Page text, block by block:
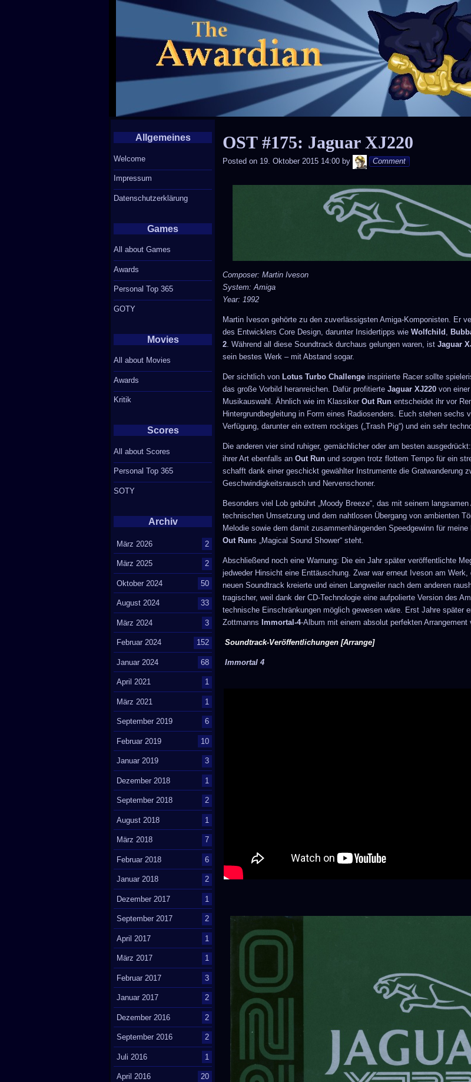
Skip
to
content
OST #175: Jaguar XJ220
Posted on 19. Oktober 2015 14:00 by Andy
Comment
Composer: Martin Iveson
System: Amiga
Year: 1992
Martin Iveson gehörte zu den zuverlässigsten Amiga-Komponisten. Er
des Entwicklers Core Design, darunter Insidertipps wieWolfchild ,
2 . Während all diese Soundtrack durchaus gelungen waren, istJaguar
sein bestes Werk – mit Abstand sogar.
Der sichtlich vonLotus Turbo Challenge inspirierte Racer sollte
das große Vorbild heranreichen. Dafür profitierteJaguar XJ220 von
Musikauswahl. Ähnlich wie im KlassikerOut Run entscheidet ihr vor
Hintergrundbegleitung in Form eines Radiosenders. Euch stehen sechs
Verfügung, darunter ein extrem rockiges („Trash Pig“) und ein sehr
Die anderen vier sind ruhiger, gemächlicher oder am besten
ihrer Art ebenfalls anOut Run und sorgen trotz flottem Tempo für ein
schafft dank einer geschickt gewählter Instrumente die Gratwanderung
Geschwindigkeitsrausch und Nervenschoner.
Besonders viel Lob gebührt „Moody Breeze“, das mit seinem
technischen Umsetzung und dem nahtlosen Übergang von ambienten
Melodie sowie dem damit zusammenhängenden Speedgewinn für
Out Runs „Magical Sound Shower“ steht.
Abschließend noch eine Warnung: Die ein Jahr später veröffentlichte
jedweder Hinsicht eine Enttäuschung. Zwar war erneut Iveson am
neuen Soundtrack kreierte und einen Langweiler nach dem anderen
tragischer, weil dank der CD-Technologie eine aufpolierte Version des
technische Einschränkungen möglich gewesen wäre. Erst Jahre später
ZottmannsImmortal-4-Album mit einem absolut perfekten Arrangement
Soundtrack-Veröffentlichungen [Arrange]
Immortal 4
Allgemeines
Welcome
Impressum
Datenschutzerklärung
Games
All about Games
Awards
Personal Top 365
GOTY
Movies
All about Movies
Awards
Kritik
Scores
All about Scores
Personal Top 365
SOTY
Archiv
März 2026 2
März 2025 2
Oktober 2024 50
August 2024 33
März 2024 3
Februar 2024 152
Januar 2024 68
April 2021 1
März 2021 1
September 2019 6
Februar 2019 10
Januar 2019 3
Dezember 2018 1
September 2018 2
August 2018 1
März 2018 7
Februar 2018 6
Januar 2018 2
Dezember 2017 1
September 2017 2
April 2017 1
März 2017 1
Februar 2017 3
Januar 2017 2
Dezember 2016 2
September 2016 2
Juli 2016 1
April 2016 20